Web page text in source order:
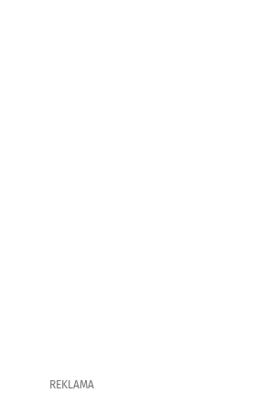
REKLAMA